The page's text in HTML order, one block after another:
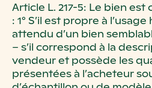
Article L. 217-5: Le bien
: 1° S’il est propre à
attendu d’un bien
– s’il correspond à la
vendeur et possède les
présentées à l’acheteur